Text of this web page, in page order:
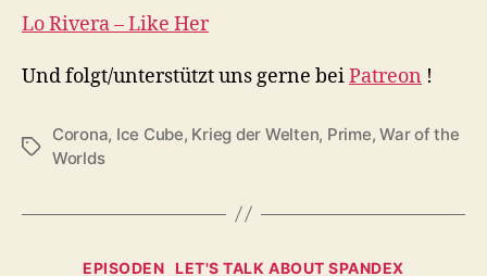
Lo Rivera – Like Her
Und folgt/unterstützt uns gerne beiPatreon !
Schlagwörter
Corona, Ice Cube, Krieg der Welten, Prime,War of the
Worlds
Kategorien
EPISODEN LET'S TALK ABOUT SPANDEX